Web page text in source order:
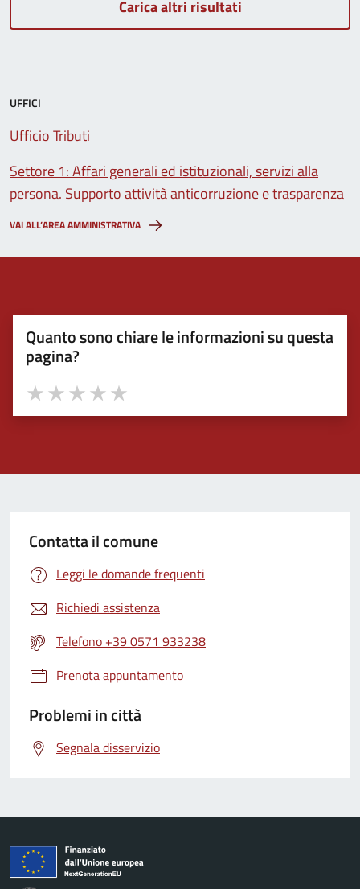
Carica altri risultati
UFFICI
Ufficio Tributi
Settore 1: Affari generali ed istituzionali, servizi alla
persona. Supporto attività anticorruzione e trasparenza
VAI ALL’AREA AMMINISTRATIVA
Quanto sono chiare le informazioni su questa
pagina?
Valuta 5 stelle su 5
Valuta 4 stelle su 5
Valuta 3 stelle su 5
Valuta 2 stelle su 5
Valuta 1 stelle su 5
Contatta il comune
Leggi le domande frequenti
Richiedi assistenza
Telefono +39 0571 933238
Prenota appuntamento
Problemi in città
Segnala disservizio